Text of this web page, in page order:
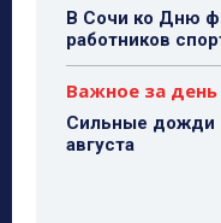
В Сочи ко Дню
работников
Важное за день
Сильные дожди
августа